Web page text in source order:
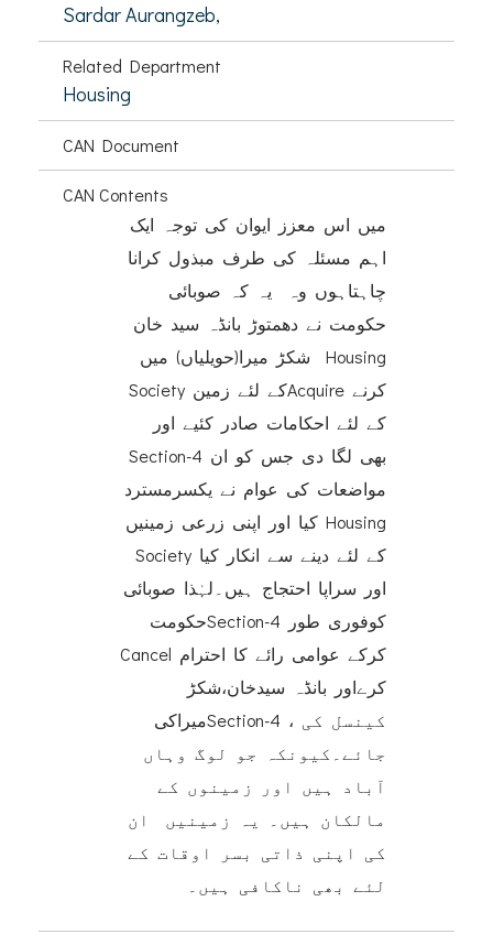
Sardar Aurangzeb,
Related Department
Housing
CAN Document
CAN Contents
میں اس معزز ایوان کی توجہ ایک
اہم مسئلہ کی طرف مبذول کرانا
چاہتاہوں وہ یہ کہ صوبائی
حکومت نے دھمتوڑ بانڈہ سید خان
شکڑ میرا(حویلیاں) میں Housing
Society کے لئے زمینAcquire کرنے
کے لئے احکامات صادر کئیے اور
Section-4 بھی لگا دی جس کو ان
مواضعات کی عوام نے یکسرمسترد
کیا اور اپنی زرعی زمینیں Housing
Society کے لئے دینے سے انکار کیا
اور سراپا احتجاج ہیں۔لہٰذا صوبائی
حکومتSection-4 کوفوری طور
Cancel کرکے عوامی رائے کا احترام
کرےاور بانڈہ سیدخان،شکڑ
میراکیSection-4 ، کینسل کی
جائے۔کیونکہ جو لوگ وہاں
آباد ہیں اور زمینوں کے
مالکان ہیں۔ یہ زمینیں ان
کی اپنی ذاتی بسر اوقات کے
لئے بھی ناکافی ہیں۔